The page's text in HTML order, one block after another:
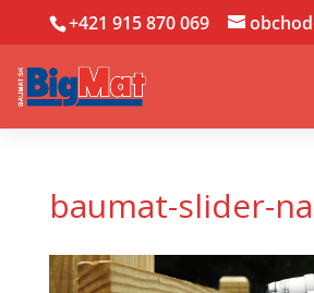
+421 915 870 069
baumat-slider-